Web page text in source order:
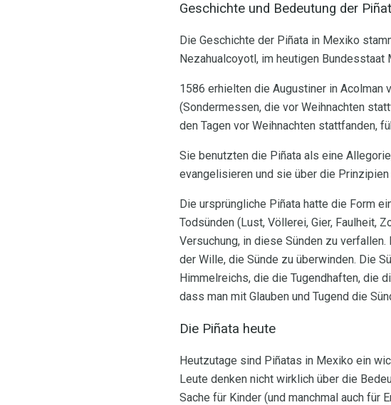
Geschichte und Bedeutung der
Die Geschichte der Piñata in Mexiko
Nezahualcoyotl, im heutigen
1586 erhielten die Augustiner in Acolman
(Sondermessen, die vor Weihnachten
den Tagen vor Weihnachten stattfanden,
Sie benutzten die Piñata als eine
evangelisieren und sie über die
Die ursprüngliche Piñata hatte die Form
Todsünden (Lust, Völlerei, Gier, Faulheit,
Versuchung, in diese Sünden zu
der Wille, die Sünde zu überwinden. Die
Himmelreichs, die die Tugendhaften, die
dass man mit Glauben und Tugend die
Die Piñata heute
Heutzutage sind Piñatas in Mexiko ein
Leute denken nicht wirklich über die
Sache für Kinder (und manchmal auch